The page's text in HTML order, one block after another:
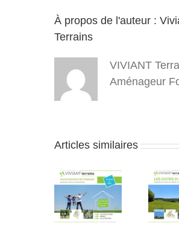
À propos de l'auteur :
Terrains
VIVIANT
Aménageur
Articles similaires